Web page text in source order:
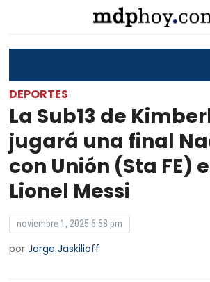
DEPORTES
La Sub13 de
jugará una final
con Unión (Sta FE)
Lionel Messi
noviembre 1, 2025 6:58 pm
porJorge Jaskilioff